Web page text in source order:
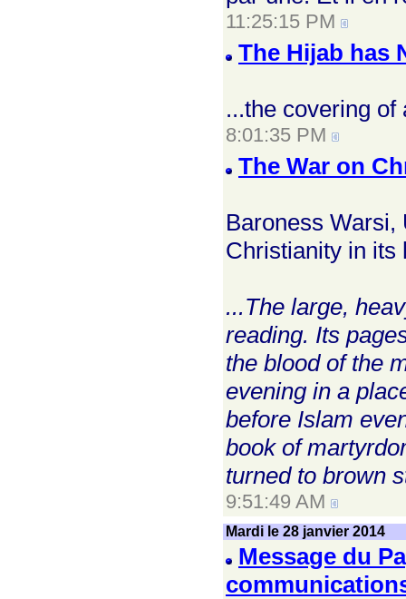
11:25:15 PM
The Hijab has
...the covering
8:01:35 PM
The War on
Baroness
Christianity in its
...The large,
reading. Its
the blood of the
evening in a
before Islam
book of
turned to brown
9:51:49 AM
Mardi le 28 janvier 2014
Message du